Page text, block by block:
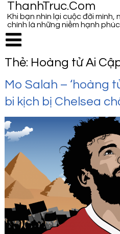
ThanhTruc.Com
Khi bạn nhìn lại cuộc đời
chính là những niềm hạnh
Thẻ: Hoàng tử Ai
Mo Salah – ‘hoàng
bi kịch bị Chelsea